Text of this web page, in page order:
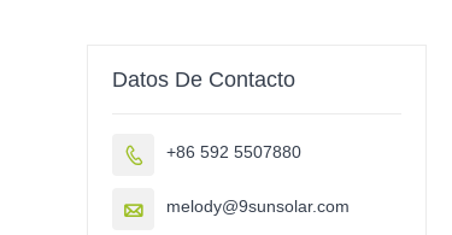
Datos De Contacto
 +86 592 5507880
 melody@9sunsolar.com